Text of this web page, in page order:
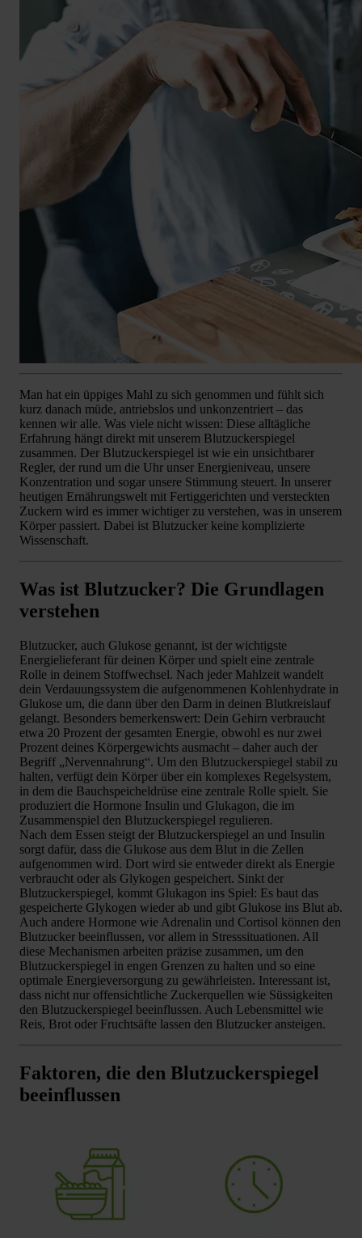
Man hat ein üppiges Mahl zu sich genommen und fühlt sich
kurz danach müde, antriebslos und unkonzentriert – das
kennen wir alle. Was viele nicht wissen: Diese alltägliche
Erfahrung hängt direkt mit unserem Blutzuckerspiegel
zusammen. Der Blutzuckerspiegel ist wie ein unsichtbarer
Regler, der rund um die Uhr unser Energieniveau, unsere
Konzentration und sogar unsere Stimmung steuert. In unserer
heutigen Ernährungswelt mit Fertiggerichten und versteckten
Zuckern wird es immer wichtiger zu verstehen, was in unserem
Körper passiert. Dabei ist Blutzucker keine komplizierte
Wissenschaft.
Was ist Blutzucker? Die Grundlagen
verstehen
Blutzucker, auch Glukose genannt, ist der wichtigste
Energielieferant für deinen Körper und spielt eine zentrale
Rolle in deinem Stoffwechsel. Nach jeder Mahlzeit wandelt
dein Verdauungssystem die aufgenommenen Kohlenhydrate in
Glukose um, die dann über den Darm in deinen Blutkreislauf
gelangt. Besonders bemerkenswert: Dein Gehirn verbraucht
etwa 20 Prozent der gesamten Energie, obwohl es nur zwei
Prozent deines Körpergewichts ausmacht – daher auch der
Begriff „Nervennahrung“. Um den Blutzuckerspiegel stabil zu
halten, verfügt dein Körper über ein komplexes Regelsystem,
in dem die Bauchspeicheldrüse eine zentrale Rolle spielt. Sie
produziert die Hormone Insulin und Glukagon, die im
Zusammenspiel den Blutzuckerspiegel regulieren.
Nach dem Essen steigt der Blutzuckerspiegel an und Insulin
sorgt dafür, dass die Glukose aus dem Blut in die Zellen
aufgenommen wird. Dort wird sie entweder direkt als Energie
verbraucht oder als Glykogen gespeichert. Sinkt der
Blutzuckerspiegel, kommt Glukagon ins Spiel: Es baut das
gespeicherte Glykogen wieder ab und gibt Glukose ins Blut ab.
Auch andere Hormone wie Adrenalin und Cortisol können den
Blutzucker beeinflussen, vor allem in Stresssituationen. All
diese Mechanismen arbeiten präzise zusammen, um den
Blutzuckerspiegel in engen Grenzen zu halten und so eine
optimale Energieversorgung zu gewährleisten. Interessant ist,
dass nicht nur offensichtliche Zuckerquellen wie Süssigkeiten
den Blutzuckerspiegel beeinflussen. Auch Lebensmittel wie
Reis, Brot oder Fruchtsäfte lassen den Blutzucker ansteigen.
Faktoren, die den Blutzuckerspiegel
beeinflussen